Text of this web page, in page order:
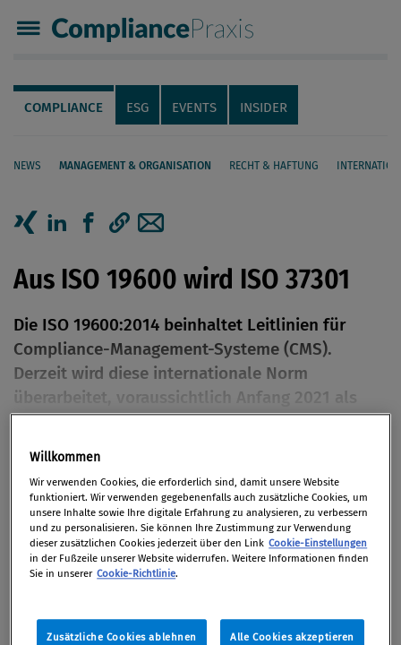
Compliance Praxis
Servicenavigation
Navigation
COMPLIANCE ESG EVENTS INSIDER
NEWS MANAGEMENT & ORGANISATION RECHT & HAFTUNG
Seiteninhalt
Aus ISO 19600 wird ISO 37301
Die ISO 19600:2014 beinhaltet Leitlinien für
Compliance-Management-Systeme (CMS).
Derzeit wird diese internationale Norm
überarbeitet, voraussichtlich Anfang 2021 als
ISO 37301 neu publiziert werden und
Anforderungen für die Entwicklung, Umsetzung
VonDr. Barbara Neiger MBA
31. August 2020 / Erschienen in Compliance Praxis
3/2020, S. 14
Willkommen
Wir verwenden Cookies, die erforderlich sind, damit unsere Website
funktioniert. Wir verwenden gegebenenfalls auch zusätzliche Cookies, um
unsere Inhalte sowie Ihre digitale Erfahrung zu analysieren, zu verbessern
und zu personalisieren. Sie können Ihre Zustimmung zur Verwendung
dieser zusätzlichen Cookies jederzeit über den Link Cookie-Einstellungen
in der Fußzeile unserer Website widerrufen. Weitere Informationen finden
Sie in unserer Cookie-Richtlinie.
Zusätzliche Cookies ablehnen Alle Cookies akzeptieren